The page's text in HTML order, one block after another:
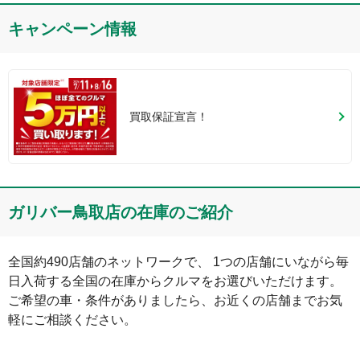
キャンペーン情報
買取保証宣言！
ガリバー鳥取店の在庫のご紹介
全国約490店舗のネットワークで、 1つの店舗にいながら毎
日入荷する全国の在庫からクルマをお選びいただけます。
ご希望の車・条件がありましたら、お近くの店舗までお気
軽にご相談ください。